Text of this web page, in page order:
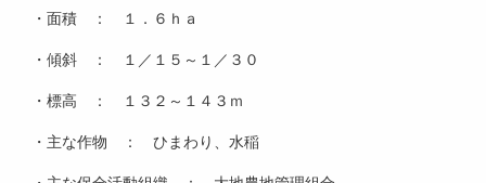
・面積 ： １．６ｈａ
・傾斜 ： １／１５～１／３０
・標高 ： １３２～１４３ｍ
・主な作物 ： ひまわり、水稲